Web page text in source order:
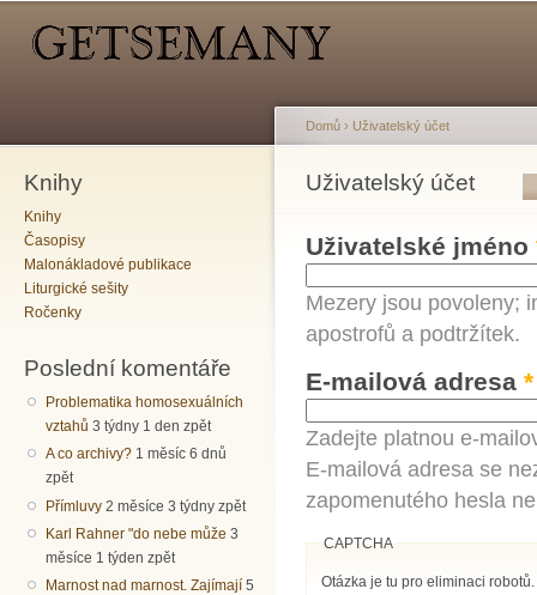
Knihy
Knihy
Časopisy
Malonákladové publikace
Liturgické sešity
Ročenky
Poslední komentáře
Problematika homosexuálních
vztahů 3 týdny 1 den zpět
A co archivy? 1 měsíc 6 dnů
zpět
Přímluvy 2 měsíce 3 týdny zpět
Karl Rahner "do nebe může 3
měsíce 1 týden zpět
Marnost nad marnost. Zajímají 5
Jste zde
Domů › Uživatelský účet
Uživatelský účet
Hlavní záložky
Uživatelské jméno
Mezery jsou povoleny;
apostrofů a podtržítek.
E-mailová adresa *
Zadejte platnou e-
E-mailová adresa se
zapomenutého hesla
CAPTCHA
Otázka je tu pro eliminaci robotů.